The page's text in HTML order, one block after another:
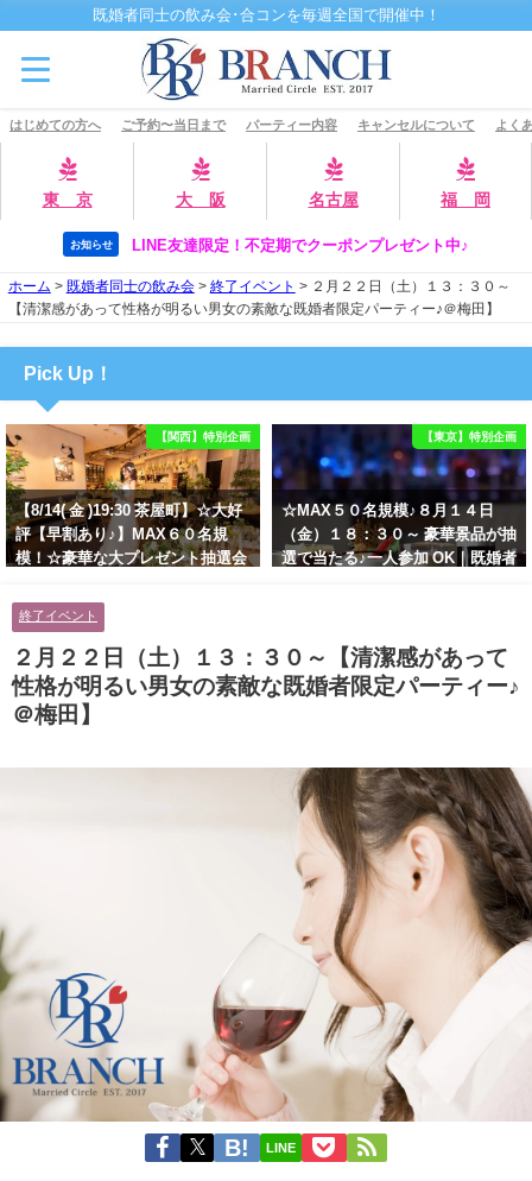
既婚者同士の飲み会･合コンを毎週全国で開催中！
はじめての方へ ご予約〜当日まで パーティー内容 キャンセルについて よく
東 京 大 阪 名古屋 福 岡
お知らせ LINE友達限定！不定期でクーポンプレゼント中♪
ホーム > 既婚者同士の飲み会> 終了イベント > ２月２２日（土）１３：３０～
【清潔感があって性格が明るい男女の素敵な既婚者限定パーティー♪＠梅田】
Pick Up！
【関西】特別企画
【8/14( 金 )19:30 茶屋町】☆大好
評【早割あり♪】MAX６０名規
模！☆豪華な大プレゼント抽選会
男性とオシャレ好きで落ち着いた
大人女性の既婚者限定ビッグパー
ティー♪＠茶屋町】
【東京】特別企画
☆MAX５０名規模♪８月１４日
（金）１８：３０～ 豪華景品が抽
選で当たる♪一人参加 OK｜既婚者
女性の既婚者限定ビッグパーティ
ー♪＠池袋】
終了イベント
２月２２日（土）１３：３０～【清潔感があって
性格が明るい男女の素敵な既婚者限定パーティー♪
＠梅田】
LINE